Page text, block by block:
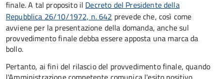
finale. A tal proposito il Decreto del Presidente della
Repubblica 26/10/1972, n. 642 prevede che, così come
avviene per la presentazione della domanda, anche sul
provvedimento finale debba essere apposta una marca da
bollo.
Pertanto, ai fini del rilascio del provvedimento finale, quando